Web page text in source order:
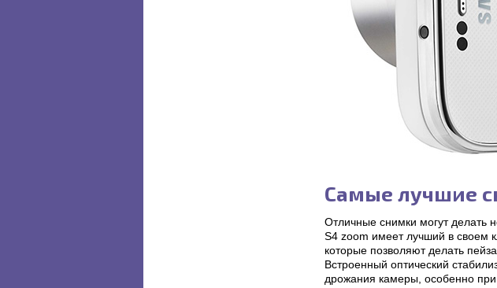
Самые лучшие
Отличные снимки могут делать
S4 zoom имеет лучший в своем
которые позволяют делать
Встроенный оптический
дрожания камеры, особенно